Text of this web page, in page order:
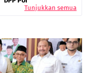
Tunjukkan semua